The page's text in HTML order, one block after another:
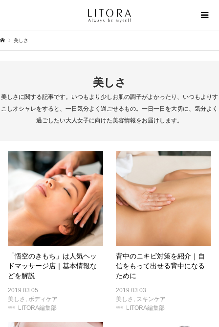
美しさ
美しさ
美しさに関する記事です。いつもより少しお肌の調子がよかったり、いつもよりす
こしオシャレをすると、一日気分よく過ごせるもの。一日一日を大切に、気分よく
過ごしたい大人女子に向けた美容情報をお届けします。
「悟空のきもち」は人気ヘッ
ドマッサージ店｜基本情報な
どを解説
2019.03.05
美しさ , ボディケア
LITORA編集部
背中のニキビ対策を紹介｜自
信をもって出せる背中になる
ために
2019.03.03
美しさ , スキンケア
LITORA編集部